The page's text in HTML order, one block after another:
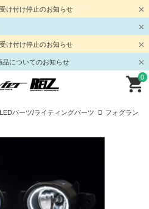
け付け停止のお知らせ
け付け停止のお知らせ
品についてのお知らせ
0
パーツ/ライティングパーツ
フォグラン